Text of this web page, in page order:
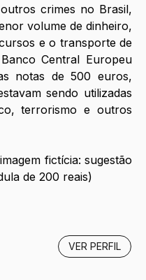
crimes no Brasil,
volume de dinheiro,
e o transporte de
Central Europeu
notas de 500 euros,
sendo utilizadas
terrorismo e outros
fictícia: sugestão
de 200 reais)
VER PERFIL